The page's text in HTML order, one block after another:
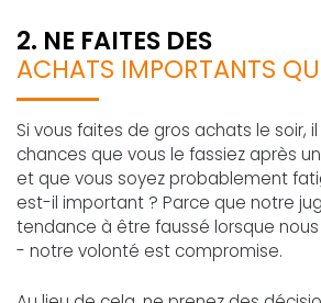
2. NE FAITES DES
ACHATS IMPORTANTS
Si vous faites de gros achats le soir,
chances que vous le fassiez après
et que vous soyez probablement
est-il important ? Parce que notre
tendance à être faussé lorsque
- notre volonté est compromise.